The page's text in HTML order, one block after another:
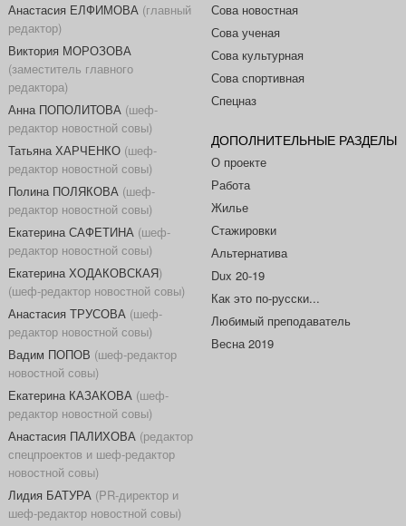
Анастасия ЕЛФИМОВА(главный
редактор)
Виктория МОРОЗОВА
(заместитель главного
редактора)
Анна ПОПОЛИТОВА(шеф-
редактор новостной совы)
Татьяна ХАРЧЕНКО(шеф-
редактор новостной совы)
Полина ПОЛЯКОВА(шеф-
редактор новостной совы)
Екатерина САФЕТИНА(шеф-
редактор новостной совы)
Екатерина ХОДАКОВСКАЯ)
(шеф-редактор новостной совы)
Анастасия ТРУСОВА(шеф-
редактор новостной совы)
Вадим ПОПОВ (шеф-редактор
новостной совы)
Екатерина КАЗАКОВА(шеф-
редактор новостной совы)
Анастасия ПАЛИХОВА(редактор
спецпроектов и шеф-редактор
новостной совы)
Лидия БАТУРА(PR-директор и
шеф-редактор новостной совы)
Сова новостная
Сова ученая
Сова культурная
Сова спортивная
Спецназ
ДОПОЛНИТЕЛЬНЫЕ РАЗДЕЛЫ
О проекте
Работа
Жилье
Стажировки
Альтернатива
Dux 20-19
Как это по-русски...
Любимый преподаватель
Весна 2019